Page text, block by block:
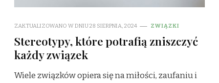
ZAKTUALIZOWANO W DNIU28 SIERPNIA, 2024 ZWIĄZKI
Stereotypy, które potrafią zniszczyć
każdy związek
Wiele związków opiera się na miłości, zaufaniu i